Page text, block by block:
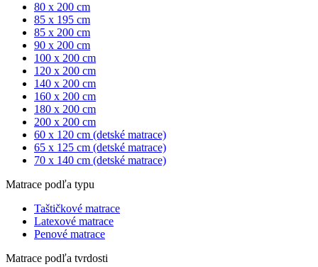
80 x 200 cm
85 x 195 cm
85 x 200 cm
90 x 200 cm
100 x 200 cm
120 x 200 cm
140 x 200 cm
160 x 200 cm
180 x 200 cm
200 x 200 cm
60 x 120 cm (detské matrace)
65 x 125 cm (detské matrace)
70 x 140 cm (detské matrace)
Matrace podľa typu
Taštičkové matrace
Latexové matrace
Penové matrace
Matrace podľa tvrdosti